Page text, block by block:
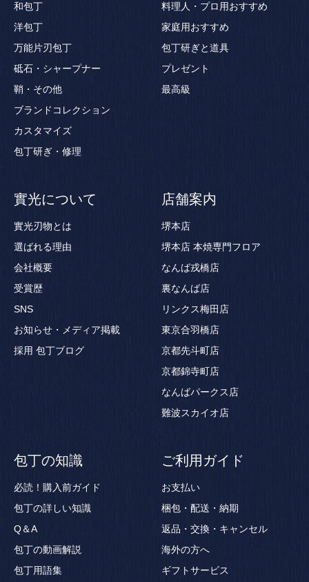
和包丁
洋包丁
万能片刃包丁
砥石・シャープナー
鞘・その他
ブランドコレクション
カスタマイズ
包丁研ぎ・修理
料理人・プロ用おすすめ
家庭用おすすめ
包丁研ぎと道具
プレゼント
最高級
實光について
實光刃物とは
選ばれる理由
会社概要
受賞歴
SNS
お知らせ・メディア掲載
採用 包丁ブログ
店舗案内
堺本店
堺本店 本焼専門フロア
なんば戎橋店
裏なんば店
リンクス梅田店
東京合羽橋店
京都先斗町店
京都錦寺町店
なんばパークス店
難波スカイオ店
包丁の知識
必読！購入前ガイド
包丁の詳しい知識
Q＆A
包丁の動画解説
包丁用語集
ご利用ガイド
お支払い
梱包・配送・納期
返品・交換・キャンセル
海外の方へ
ギフトサービス